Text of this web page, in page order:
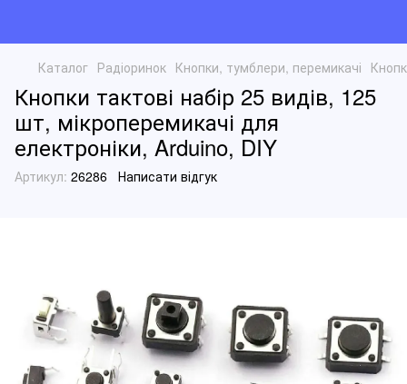
Каталог Радіоринок Кнопки, тумблери, перемикачі
Кнопки тактові набір 25 видів, 125
шт, мікроперемикачі для
електроніки, Arduino, DIY
Артикул: 26286 Написати відгук